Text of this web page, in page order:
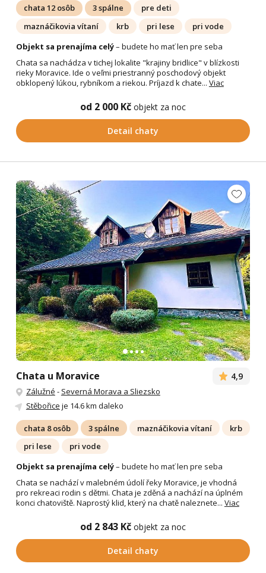
chata 12 osôb 3 spálne
pre deti
maznáčikovia vítaní
krb pri lese
pri vode
Objekt sa prenajíma celý– budete ho mať len pre seba
Chata sa nachádza v tichej lokalite "krajiny bridlice" v blízkosti
rieky Moravice. Ide o veľmi priestranný poschodový objekt
obklopený lúkou, rybníkom a riekou. Príjazd k chate... Viac
od 2 000 Kč objekt za noc
Detail chaty
Chata u Moravice 4,9
Zálužné - Severná Morava a Sliezsko
Stěbořice je 14.6 km daleko
chata 8 osôb 3 spálne maznáčikovia vítaní
krb
pri lese
pri vode
Objekt sa prenajíma celý– budete ho mať len pre seba
Chata se nachází v malebném údolí řeky Moravice, je vhodná
pro rekreaci rodin s dětmi. Chata je zděná a nachází na úplném
konci chatoviště. Naprostý klid, který na chatě naleznete... Viac
od 2 843 Kč objekt za noc
Detail chaty